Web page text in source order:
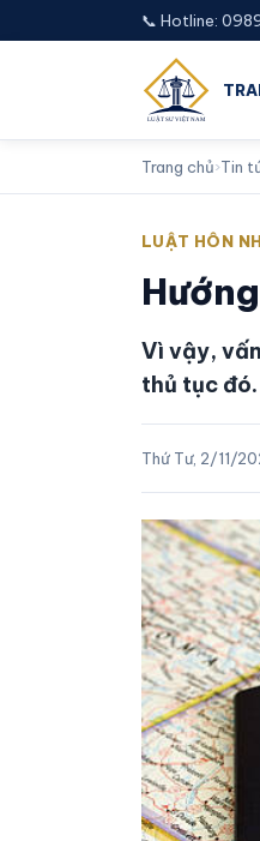
📞 Hotline:
Trang chủ›Tin
LUẬT HÔN
Vì vậy,
thủ tục
Thứ Tư, 2/11/